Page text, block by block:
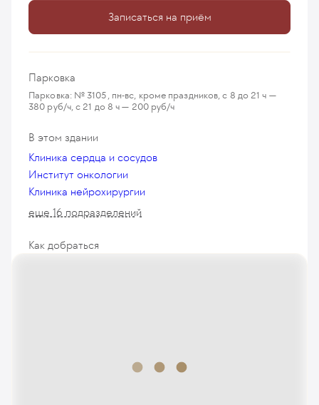
Записаться на приём
Парковка
Парковка: № 3105, пн-вс, кроме праздников, с 8 до 21 ч —
380 руб/ч, с 21 до 8 ч — 200 руб/ч
В этом здании
Клиника сердца и сосудов
Институт онкологии
Клиника нейрохирургии
еще 16 подразделений
Как добраться